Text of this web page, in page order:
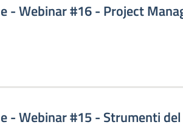
- Webinar #16 - Project
- Webinar #15 - Strumenti